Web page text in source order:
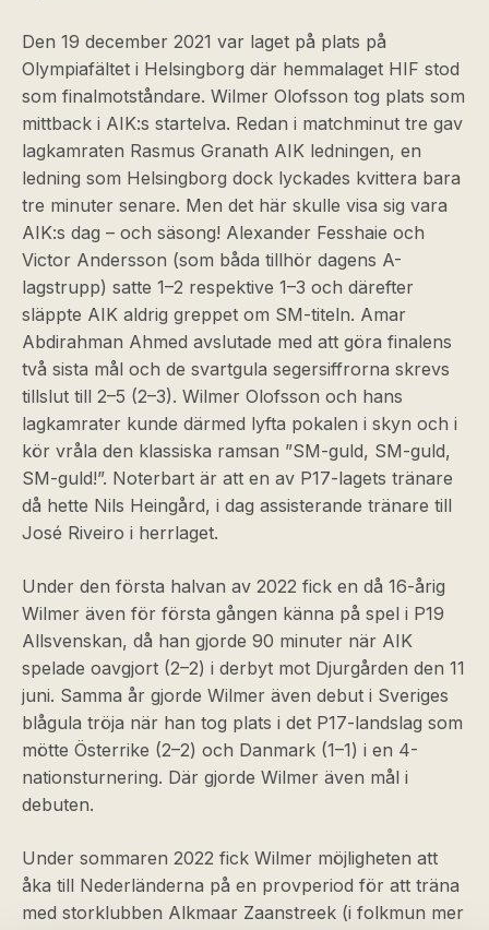
Den 19 december 2021 var laget på plats på
Olympiafältet i Helsingborg där hemmalaget HIF stod
som finalmotståndare. Wilmer Olofsson tog plats som
mittback i AIK:s startelva. Redan i matchminut tre gav
lagkamraten Rasmus Granath AIK ledningen, en
ledning som Helsingborg dock lyckades kvittera bara
tre minuter senare. Men det här skulle visa sig vara
AIK:s dag – och säsong! Alexander Fesshaie och
Victor Andersson (som båda tillhör dagens A-
lagstrupp) satte 1–2 respektive 1–3 och därefter
släppte AIK aldrig greppet om SM-titeln. Amar
Abdirahman Ahmed avslutade med att göra finalens
två sista mål och de svartgula segersiffrorna skrevs
tillslut till 2–5 (2–3). Wilmer Olofsson och hans
lagkamrater kunde därmed lyfta pokalen i skyn och i
kör vråla den klassiska ramsan ”SM-guld, SM-guld,
SM-guld!”. Noterbart är att en av P17-lagets tränare
då hette Nils Heingård, i dag assisterande tränare till
José Riveiro i herrlaget.
Under den första halvan av 2022 fick en då 16-årig
Wilmer även för första gången känna på spel i P19
Allsvenskan, då han gjorde 90 minuter när AIK
spelade oavgjort (2–2) i derbyt mot Djurgården den 11
juni. Samma år gjorde Wilmer även debut i Sveriges
blågula tröja när han tog plats i det P17-landslag som
mötte Österrike (2–2) och Danmark (1–1) i en 4-
nationsturnering. Där gjorde Wilmer även mål i
debuten.
Under sommaren 2022 fick Wilmer möjligheten att
åka till Nederländerna på en provperiod för att träna
med storklubben Alkmaar Zaanstreek (i folkmun mer